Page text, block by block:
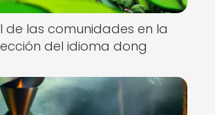
de las comunidades en la
del idioma dong